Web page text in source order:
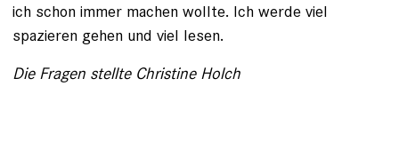
ich schon immer machen wollte. Ich werde viel
spazieren gehen und viel lesen.
Die Fragen stellte Christine Holch